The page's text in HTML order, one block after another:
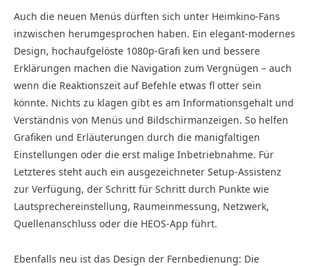
Auch die neuen Menüs dürften sich unter Heimkino-Fans
inzwischen herumgesprochen haben. Ein elegant-modernes
Design, hochaufgelöste 1080p-Grafi ken und bessere
Erklärungen machen die Navigation zum Vergnügen – auch
wenn die Reaktionszeit auf Befehle etwas fl otter sein
könnte. Nichts zu klagen gibt es am Informationsgehalt und
Verständnis von Menüs und Bildschirmanzeigen. So helfen
Grafiken und Erläuterungen durch die manigfaltigen
Einstellungen oder die erst malige Inbetriebnahme. Für
Letzteres steht auch ein ausgezeichneter Setup-Assistenz
zur Verfügung, der Schritt für Schritt durch Punkte wie
Lautsprechereinstellung, Raumeinmessung, Netzwerk,
Quellenanschluss oder die HEOS-App führt.
Ebenfalls neu ist das Design der Fernbedienung: Die